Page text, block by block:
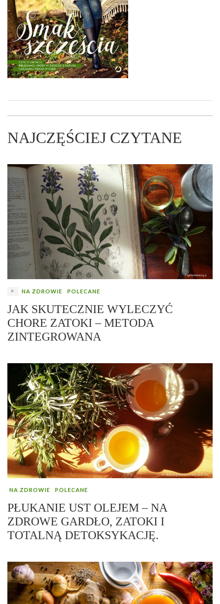
NAJCZĘŚCIEJ CZYTANE
NA ZDROWIE POLECANE
JAK SKUTECZNIE WYLECZYĆ
CHORE ZATOKI – METODA
ZINTEGROWANA
NA ZDROWIE POLECANE
PŁUKANIE UST OLEJEM – NA
ZDROWE GARDŁO, ZATOKI I
TOTALNĄ DETOKSYKACJĘ.